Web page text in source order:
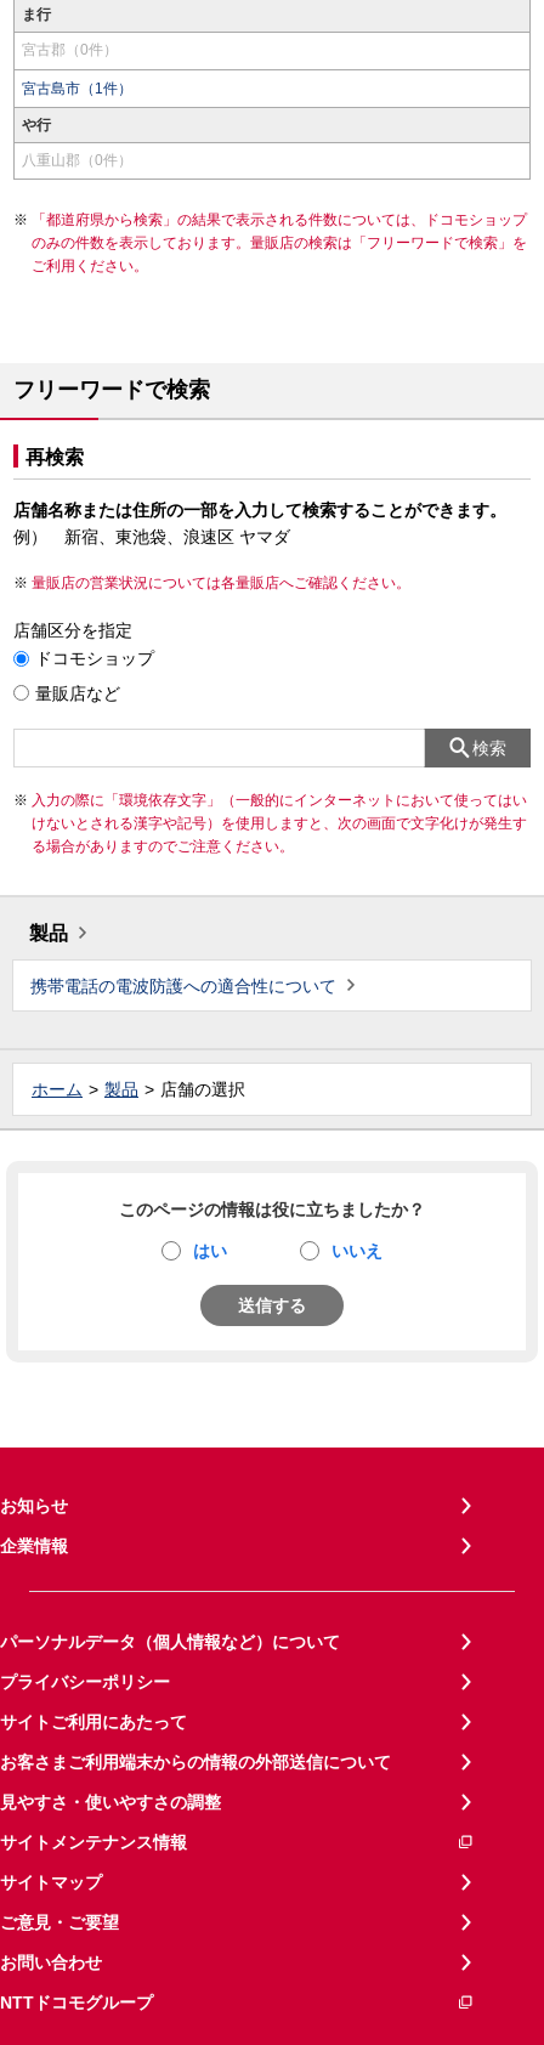
ま行
宮古郡（0件）
宮古島市（1件）
や行
八重山郡（0件）
「都道府県から検索」の結果で表示される件数については、ドコモショップ
のみの件数を表示しております。量販店の検索は「フリーワードで検索」を
ご利用ください。
フリーワードで検索
再検索
店舗名称または住所の一部を入力して検索することができます。
例） 新宿、東池袋、浪速区 ヤマダ
量販店の営業状況については各量販店へご確認ください。
店舗区分を指定
ドコモショップ
量販店など
検索
入力の際に「環境依存文字」（一般的にインターネットにおいて使ってはい
けないとされる漢字や記号）を使用しますと、次の画面で文字化けが発生す
る場合がありますのでご注意ください。
製品
携帯電話の電波防護への適合性について
ホーム 製品 店舗の選択
このページの情報は役に立ちましたか？
はい いいえ
送信する
お知らせ
企業情報
パーソナルデータ（個人情報など）について
プライバシーポリシー
サイトご利用にあたって
お客さまご利用端末からの情報の外部送信について
見やすさ・使いやすさの調整
サイトメンテナンス情報
サイトマップ
ご意見・ご要望
お問い合わせ
NTTドコモグループ